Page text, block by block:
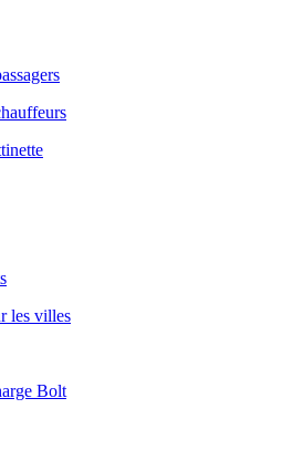
les villes
Bolt